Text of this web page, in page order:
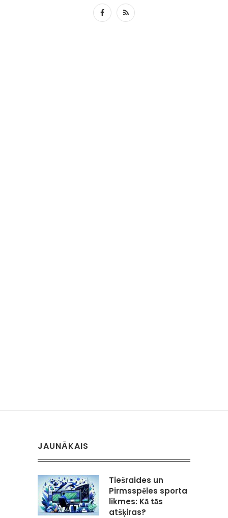
JAUNĀKAIS
Tiešraides un
Pirmsspēles sporta
likmes: Kā tās
atšķiras?